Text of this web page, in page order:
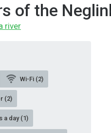
of the
river
Wi-Fi (2)
(2)
a day (1)